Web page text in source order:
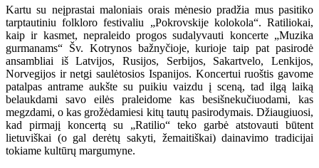
Kartu su neįprastai maloniais orais mėnesio pradžia mus pasitiko
tarptautiniu folkloro festivaliu „Pokrovskije kolokola“. Ratiliokai,
kaip ir kasmet, nepraleido progos sudalyvauti koncerte „Muzika
gurmanams“ Šv. Kotrynos bažnyčioje, kurioje taip pat pasirodė
ansambliai iš Latvijos, Rusijos, Serbijos, Sakartvelo, Lenkijos,
Norvegijos ir netgi saulėtosios Ispanijos. Koncertui ruoštis gavome
patalpas antrame aukšte su puikiu vaizdu į sceną, tad ilgą laiką
belaukdami savo eilės praleidome kas besišnekučiuodami, kas
megzdami, o kas grožėdamiesi kitų tautų pasirodymais. Džiaugiuosi,
kad pirmajį koncertą su „Ratilio“ teko garbė atstovauti būtent
lietuviškai (o gal derėtų sakyti, žemaitiškai) dainavimo tradicijai
tokiame kultūrų margumyne.